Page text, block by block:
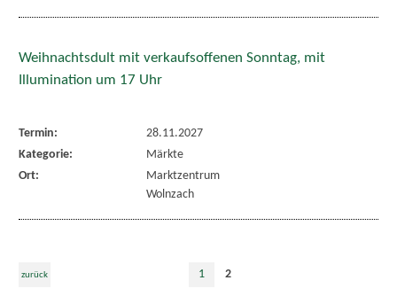
Weihnachtsdult mit verkaufsoffenen Sonntag, mit
Illumination um 17 Uhr
Termin:
28.11.2027
Kategorie:
Märkte
Ort:
Marktzentrum
Wolnzach
zurück 1 2